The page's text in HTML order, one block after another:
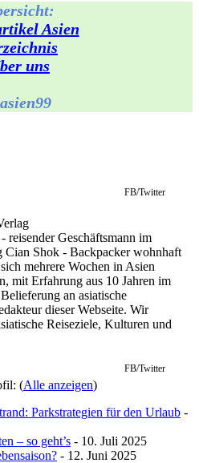
Asien
uns
FB/Twitter
reisender Geschäftsmann im
Cian Shok - Backpacker wohnhaft
mehrere Wochen in Asien
mit Erfahrung aus 10 Jahren im
an asiatische
dieser Webseite. Wir
Reiseziele, Kulturen und
FB/Twitter
(Alle anzeigen)
Parkstrategien für den Urlaub -
– so geht’s - 10. Juli 2025
- 12. Juni 2025